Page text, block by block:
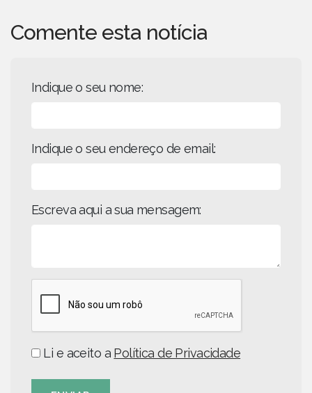
Comente esta notícia
Indique o seu nome:
Indique o seu endereço de email:
Escreva aqui a sua mensagem:
Li e aceito a Política de Privacidade